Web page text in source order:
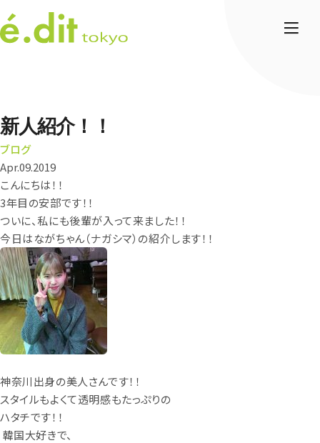
新人紹介！！
ブログ
Apr.09.2019
こんにちは！！
3年目の安部です！！
ついに、私にも後輩が入って来ました！！
今日はながちゃん（ナガシマ）の紹介します！！
神奈川出身の美人さんです！！
スタイルもよくて透明感もたっぷりの
ハタチです！！
韓国大好きで、